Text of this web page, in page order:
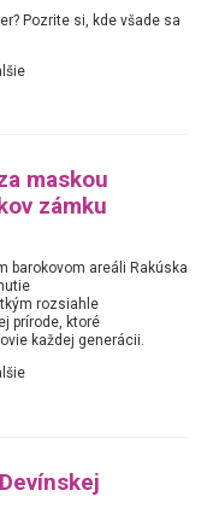
Pozrite si, kde všade sa
maskou
zámku
barokovom areáli Rakúska
rozsiahle
prírode, ktoré
každej generácii.